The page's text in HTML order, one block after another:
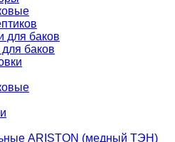
для баков
баков
ARISTON (медный ТЭН)